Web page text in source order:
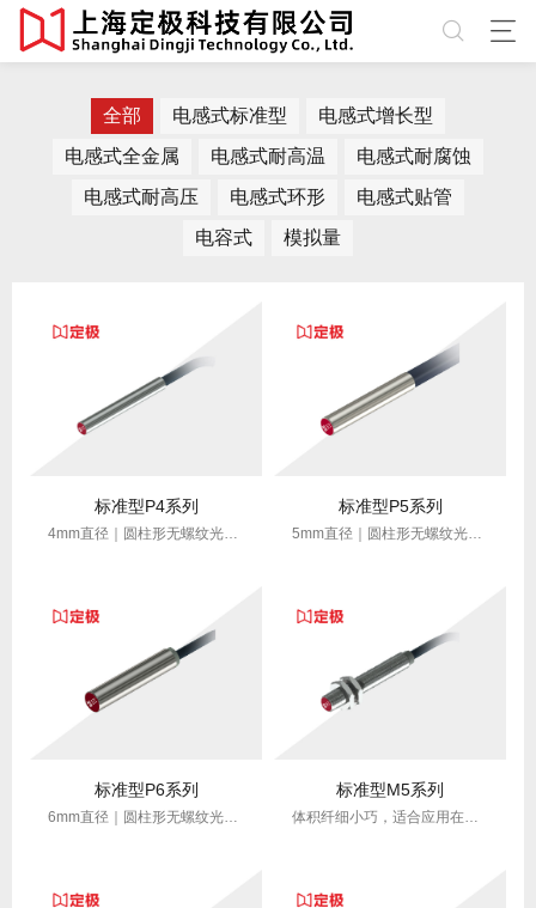
全部 电感式标准型
电感式增长型
电感式全金属
电感式耐高温
电感式耐腐蚀
电感式耐高压
电感式环形
电感式贴管
电容式
模拟量
标准型P4系列 标准型P5系列
标准型P6系列
6mm直径｜圆柱形无螺纹光管｜纤小高精度｜适配狭小空间
标准型M5系列
体积纤细小巧，适合应用在空间较小且精度需求较高的环境。